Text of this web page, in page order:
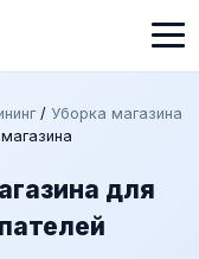
/ Уборка магазина
для